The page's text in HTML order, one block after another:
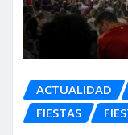
ACTUALIDAD
FIESTAS